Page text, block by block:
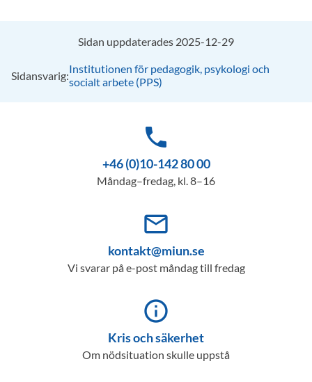
Sidan uppdaterades 2025-12-29
Sidansvarig:Institutionen för pedagogik, psykologi och
socialt arbete (PPS)
phone
+46 (0)10-142 80 00
Måndag–fredag, kl. 8–16
mail_outline
kontakt@miun.se
Vi svarar på e-post måndag till fredag
info_outline
Kris och säkerhet
Om nödsituation skulle uppstå